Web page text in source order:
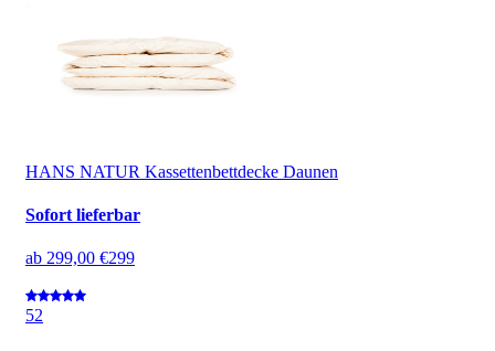
HANS NATUR Kassettenbettdecke Daunen
Sofort lieferbar
ab 299,00 €299
52